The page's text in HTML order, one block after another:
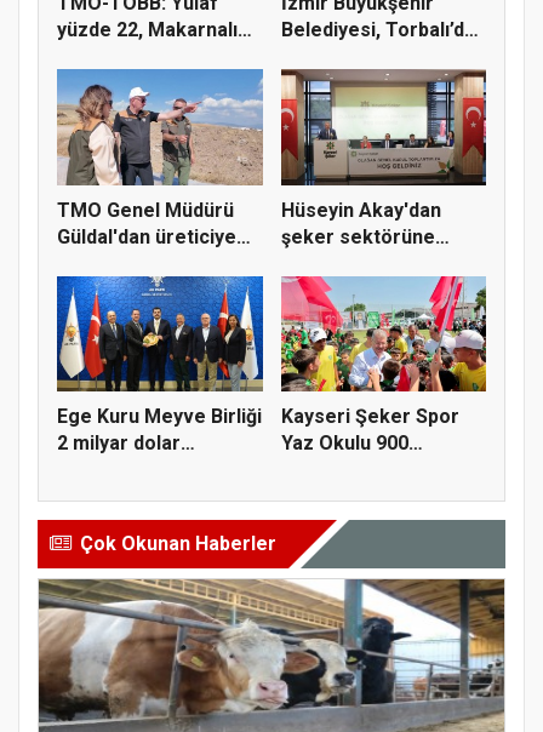
yüzde 22, Makarnalık
Belediyesi, Torbalı’da
TMO Genel Müdürü
Güldal'dan üreticiye
Hüseyin Akay'dan
şeker sektörüne
Ege Kuru Meyve Birliği
2 milyar dolar
Kayseri Şeker Spor
Yaz Okulu 900
Çok Okunan Haberler